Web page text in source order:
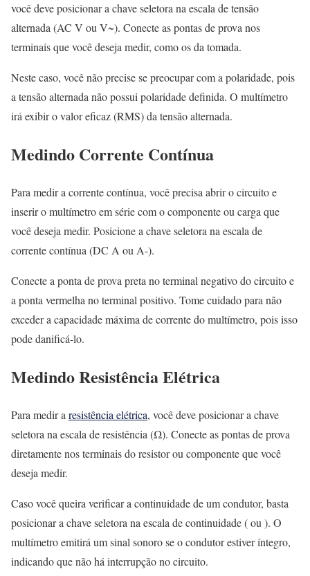
você deve posicionar a chave seletora na escala de tensão
alternada (AC V ou V~). Conecte as pontas de prova nos
terminais que você deseja medir, como os da tomada.
Neste caso, você não precise se preocupar com a polaridade, pois
a tensão alternada não possui polaridade definida. O multímetro
irá exibir o valor eficaz (RMS) da tensão alternada.
Medindo Corrente Contínua
Para medir a corrente contínua, você precisa abrir o circuito e
inserir o multímetro em série com o componente ou carga que
você deseja medir. Posicione a chave seletora na escala de
corrente contínua (DC A ou A-).
Conecte a ponta de prova preta no terminal negativo do circuito e
a ponta vermelha no terminal positivo. Tome cuidado para não
exceder a capacidade máxima de corrente do multímetro, pois isso
pode danificá-lo.
Medindo Resistência Elétrica
Para medir a resistência elétrica, você deve posicionar a chave
seletora na escala de resistência (Ω). Conecte as pontas de prova
diretamente nos terminais do resistor ou componente que você
deseja medir.
Caso você queira verificar a continuidade de um condutor, basta
posicionar a chave seletora na escala de continuidade ( ou ). O
multímetro emitirá um sinal sonoro se o condutor estiver íntegro,
indicando que não há interrupção no circuito.